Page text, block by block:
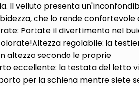
Il velluto presenta
che lo rende confortevole
Portate il divertimento nel
regolabile: la
altezza secondo le proprie
eccellente: la testata del letto
per la schiena mentre siete